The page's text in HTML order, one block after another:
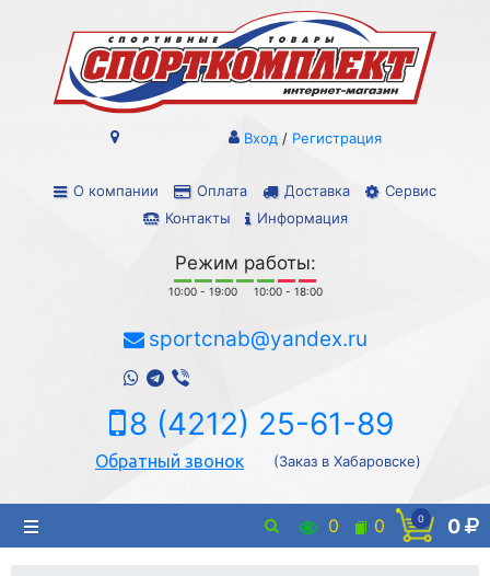
О компании Оплата Доставка
Сервис
Контакты
Информация
Вход / Регистрация
Режим работы:
10:00 - 19:00 10:00 - 18:00
sportcnab@yandex.ru
8 (4212) 25-61-89
Обратный звонок (Заказ в Хабаровске)
0 0 0 0